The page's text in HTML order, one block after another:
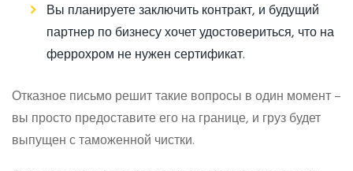
Вы планируете заключить контракт, и будущий
партнер по бизнесу хочет удостовериться, что на
феррохром не нужен сертификат.
Отказное письмо решит такие вопросы в один момент –
вы просто предоставите его на границе, и груз будет
выпущен с таможенной чистки.